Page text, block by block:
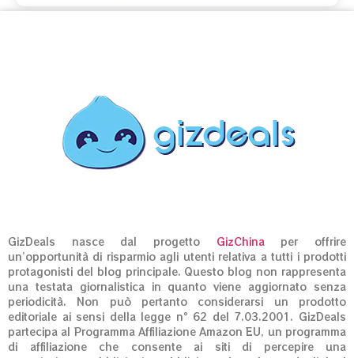
GizDeals nasce dal progetto GizChinaper offrire
un’opportunità di risparmio agli utenti relativa a tutti i prodotti
protagonisti del blog principale. Questo blog non rappresenta
una testata giornalistica in quanto viene aggiornato senza
periodicità. Non può pertanto considerarsi un prodotto
editoriale ai sensi della legge n° 62 del 7.03.2001. GizDeals
partecipa al Programma Affiliazione Amazon EU, un programma
di affiliazione che consente ai siti di percepire una